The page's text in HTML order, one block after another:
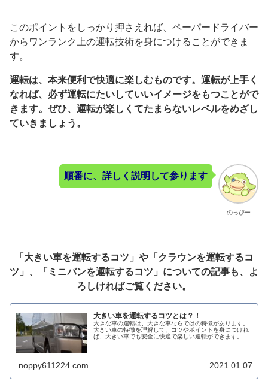
このポイントをしっかり押さえれば、ペーパードライバー
からワンランク上の運転技術を身につけることができま
す。
運転は、本来便利で快適に楽しむものです。運転が上手く
なれば、必ず運転にたいしていいイメージをもつことがで
きます。ぜひ、運転が楽しくてたまらないレベルをめざし
ていきましょう。
のっぴー
順番に、詳しく説明して参ります
「大きい車を運転するコツ」や「クラウンを運転するコ
ツ」、「ミニバンを運転するコツ」についての記事も、よ
ろしければご覧ください。
大きい車を運転するコツとは？！
大きな車の運転は、大きな車ならではの特徴があります。
大きい車の特徴を理解して、コツやポイントを身につけれ
ば、大きい車でも安全に快適で楽しい運転ができます。
noppy611224.com 2021.01.07